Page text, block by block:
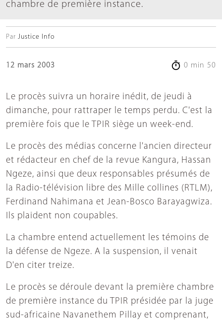
chambre de première instance.
Par Justice Info
12 mars 2003 0 min 50
Le procès suivra un horaire inédit, de jeudi à
dimanche, pour rattraper le temps perdu. C'est la
première fois que le TPIR siège un week-end.
Le procès des médias concerne l'ancien directeur
et rédacteur en chef de la revue Kangura, Hassan
Ngeze, ainsi que deux responsables présumés de
la Radio-télévision libre des Mille collines (RTLM),
Ferdinand Nahimana et Jean-Bosco Barayagwiza.
Ils plaident non coupables.
La chambre entend actuellement les témoins de
la défense de Ngeze. A la suspension, il venait
D'en citer treize.
Le procès se déroule devant la première chambre
de première instance du TPIR présidée par la juge
sud-africaine Navanethem Pillay et comprenant,